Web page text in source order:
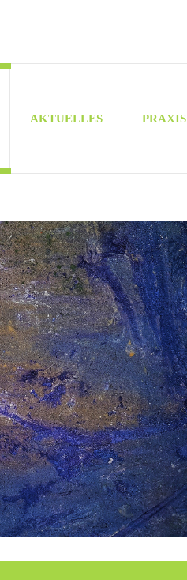
AKTUELLES PRAXIS